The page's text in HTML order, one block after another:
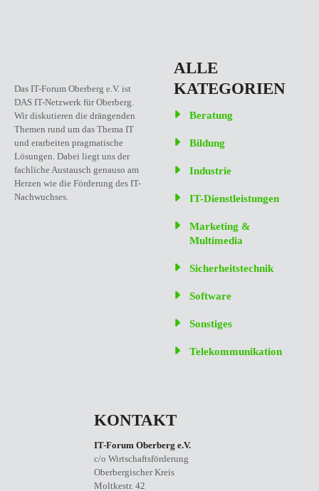
Das IT-Forum Oberberg e.V. ist
DAS IT-Netzwerk für Oberberg.
Wir diskutieren die drängenden
Themen rund um das Thema IT
und erarbeiten pragmatische
Lösungen. Dabei liegt uns der
fachliche Austausch genauso am
Herzen wie die Förderung des IT-
Nachwuchses.
ALLE
KATEGORIEN
Beratung
Bildung
Industrie
IT-Dienstleistungen
Marketing &
Multimedia
Sicherheitstechnik
Software
Sonstiges
Telekommunikation
KONTAKT
IT-Forum Oberberg e.V.
c/o Wirtschaftsförderung
Oberbergischer Kreis
Moltkestr. 42